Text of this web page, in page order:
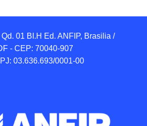
01 BI.H Ed. ANFIP, Brasilia /
- CEP: 70040-907
03.636.693/0001-00